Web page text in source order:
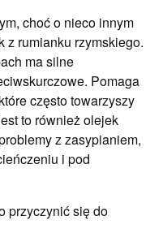
choć o nieco innym
z rumianku rzymskiego.
ma silne
Pomaga
często towarzyszy
to również olejek
z zasypianiem,
i pod
przyczynić się do